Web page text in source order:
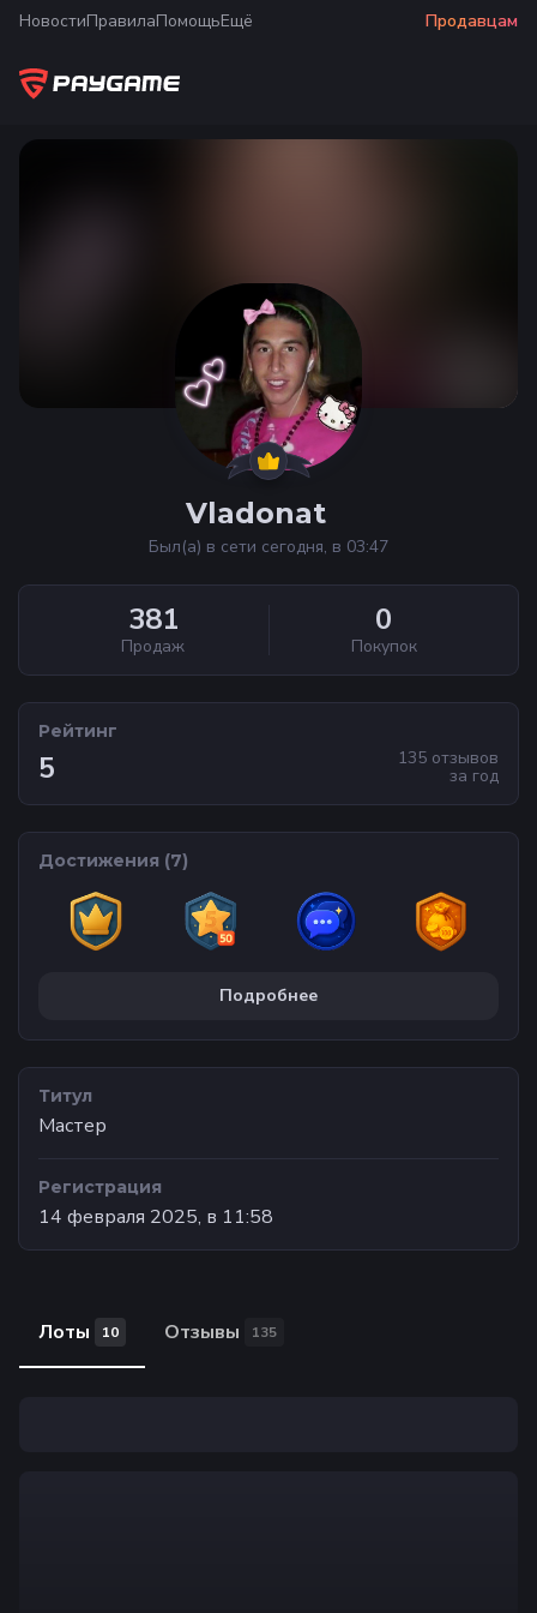
НовостиПравилаПомощьЕщё Продавцам
Vladonat
Был(а) в сети сегодня, в 03:47
381
Продаж
0
Покупок
Рейтинг
5 135 отзывов
за год
Достижения (7)
Подробнее
Титул
Мастер
Регистрация
14 февраля 2025, в 11:58
Лоты 10 Отзывы 135